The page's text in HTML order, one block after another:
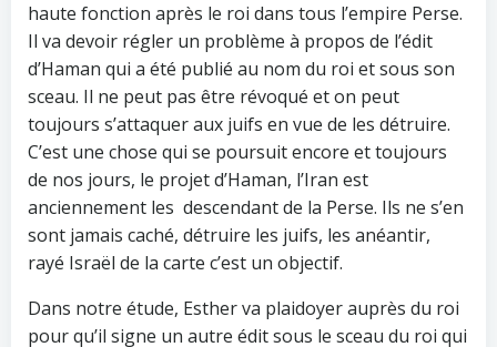
haute fonction après le roi dans tous l’empire Perse.
Il va devoir régler un problème à propos de l’édit
d’Haman qui a été publié au nom du roi et sous son
sceau. Il ne peut pas être révoqué et on peut
toujours s’attaquer aux juifs en vue de les détruire.
C’est une chose qui se poursuit encore et toujours
de nos jours, le projet d’Haman, l’Iran est
anciennement les descendant de la Perse. Ils ne s’en
sont jamais caché, détruire les juifs, les anéantir,
rayé Israël de la carte c’est un objectif.
Dans notre étude, Esther va plaidoyer auprès du roi
pour qu’il signe un autre édit sous le sceau du roi qui